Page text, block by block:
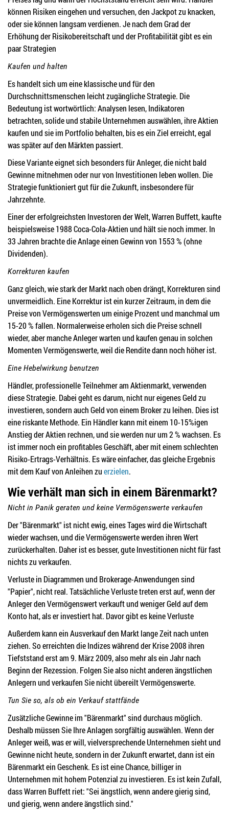
können Risiken eingehen und versuchen, den Jackpot zu knacken,
oder sie können langsam verdienen. Je nach dem Grad der
Erhöhung der Risikobereitschaft und der Profitabilität gibt es ein
paar Strategien
Kaufen und halten
Es handelt sich um eine klassische und für den
Durchschnittsmenschen leicht zugängliche Strategie. Die
Bedeutung ist wortwörtlich: Analysen lesen, Indikatoren
betrachten, solide und stabile Unternehmen auswählen, ihre Aktien
kaufen und sie im Portfolio behalten, bis es ein Ziel erreicht, egal
was später auf den Märkten passiert.
Diese Variante eignet sich besonders für Anleger, die nicht bald
Gewinne mitnehmen oder nur von Investitionen leben wollen. Die
Strategie funktioniert gut für die Zukunft, insbesondere für
Jahrzehnte.
Einer der erfolgreichsten Investoren der Welt, Warren Buffett, kaufte
beispielsweise 1988 Coca-Cola-Aktien und hält sie noch immer. In
33 Jahren brachte die Anlage einen Gewinn von 1553 % (ohne
Dividenden).
Korrekturen kaufen
Ganz gleich, wie stark der Markt nach oben drängt, Korrekturen sind
unvermeidlich. Eine Korrektur ist ein kurzer Zeitraum, in dem die
Preise von Vermögenswerten um einige Prozent und manchmal um
15-20 % fallen. Normalerweise erholen sich die Preise schnell
wieder, aber manche Anleger warten und kaufen genau in solchen
Momenten Vermögenswerte, weil die Rendite dann noch höher ist.
Eine Hebelwirkung benutzen
Händler, professionelle Teilnehmer am Aktienmarkt, verwenden
diese Strategie. Dabei geht es darum, nicht nur eigenes Geld zu
investieren, sondern auch Geld von einem Broker zu leihen. Dies ist
eine riskante Methode. Ein Händler kann mit einem 10-15%igen
Anstieg der Aktien rechnen, und sie werden nur um 2 % wachsen. Es
ist immer noch ein profitables Geschäft, aber mit einem schlechten
Risiko-Ertrags-Verhältnis. Es wäre einfacher, das gleiche Ergebnis
mit dem Kauf von Anleihen zuerzielen.
Wie verhält man sich in einem Bärenmarkt?
Nicht in Panik geraten und keine Vermögenswerte verkaufen
Der "Bärenmarkt" ist nicht ewig, eines Tages wird die Wirtschaft
wieder wachsen, und die Vermögenswerte werden ihren Wert
zurückerhalten. Daher ist es besser, gute Investitionen nicht für fast
nichts zu verkaufen.
Verluste in Diagrammen und Brokerage-Anwendungen sind
"Papier", nicht real. Tatsächliche Verluste treten erst auf, wenn der
Anleger den Vermögenswert verkauft und weniger Geld auf dem
Konto hat, als er investiert hat. Davor gibt es keine Verluste
Außerdem kann ein Ausverkauf den Markt lange Zeit nach unten
ziehen. So erreichten die Indizes während der Krise 2008 ihren
Tiefststand erst am 9. März 2009, also mehr als ein Jahr nach
Beginn der Rezession. Folgen Sie also nicht anderen ängstlichen
Anlegern und verkaufen Sie nicht übereilt Vermögenswerte.
Tun Sie so, als ob ein Verkauf stattfände
Zusätzliche Gewinne im "Bärenmarkt" sind durchaus möglich.
Deshalb müssen Sie Ihre Anlagen sorgfältig auswählen. Wenn der
Anleger weiß, was er will, vielversprechende Unternehmen sieht und
Gewinne nicht heute, sondern in der Zukunft erwartet, dann ist ein
Bärenmarkt ein Geschenk. Es ist eine Chance, billiger in
Unternehmen mit hohem Potenzial zu investieren. Es ist kein Zufall,
dass Warren Buffett riet: "Sei ängstlich, wenn andere gierig sind,
und gierig, wenn andere ängstlich sind."